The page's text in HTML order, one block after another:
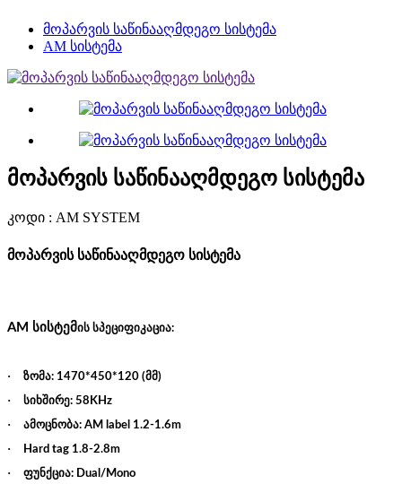
მოპარვის საწინააღმდეგო სისტემა
AM სისტემა
მოპარვის საწინააღმდეგო სისტემა
კოდი : AM SYSTEM
მოპარვის საწინააღმდეგო სისტემა
AM სისტემის სპეციფიკაცია:
· ზომა: 1470*450*120 (მმ)
· სიხშირე: 58KHz
· ამოცნობა: AM label 1.2-1.6m
· Hard tag 1.8-2.8m
· ფუნქცია: Dual/Mono